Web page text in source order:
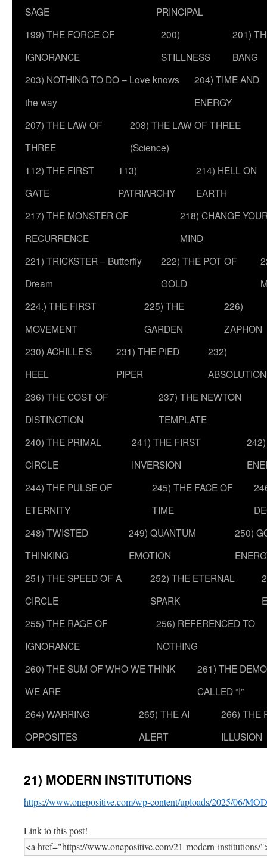
SAGE
PRINCIPAL
199) THE FORCE OF
IGNORANCE
200)
STILLNESS
201)
BANG
203) NOTHING TO DO – Love knows
the way
204) TIME AND
ENERGY
207) THE LAW OF
THREE
208) THE LAW OF THREE
(Science)
112) THE FIRST
GATE
113)
PATRIARCHY
214) HELL ON
EARTH
217) THE MONSTER OF
RECURRENCE
218) CHANGE
MIND
221) TRICKSTER – Butterfly
Dream
222) THE POT OF
GOLD
224.) THE FIRST
MOVEMENT
225) THE
GARDEN
226)
ZAPHON
230) ACHILLE’S
HEEL
231) THE PIED
PIPER
232)
ABSOLUTION
236) THE COST OF
DISTINCTION
237) THE NEWTON
TEMPLATE
240) THE PRIMAL
CIRCLE
241) THE FIRST
INVERSION
244) THE PULSE OF
ETERNITY
245) THE FACE OF
TIME
248) TWISTED
THINKING
249) QUANTUM
EMOTION
250)
251) THE SPEED OF A
CIRCLE
252) THE ETERNAL
SPARK
255) THE RAGE OF
IGNORANCE
256) REFERENCED TO
NOTHING
260) THE SUM OF WHO WE THINK
WE ARE
261) THE
CALLED “I”
264) WARRING
OPPOSITES
265) THE AI
ALERT
266) THE
ILLUSION
21) MODERN INSTITUTIONS
https://www.onepositive.com/wp-content/uploads/2025/06/
Link to this post!